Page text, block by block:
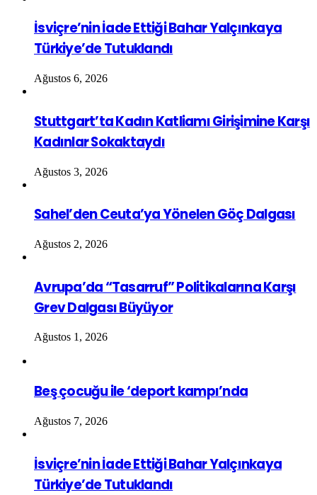
İsviçre’nin İade Ettiği Bahar Yalçınkaya
Türkiye’de Tutuklandı
Ağustos 6, 2026
Stuttgart’ta Kadın Katliamı Girişimine Karşı
Kadınlar Sokaktaydı
Ağustos 3, 2026
Sahel’den Ceuta’ya Yönelen Göç Dalgası
Ağustos 2, 2026
Avrupa’da “Tasarruf” Politikalarına Karşı
Grev Dalgası Büyüyor
Ağustos 1, 2026
Beş çocuğu ile ‘deport kampı’nda
Ağustos 7, 2026
İsviçre’nin İade Ettiği Bahar Yalçınkaya
Türkiye’de Tutuklandı